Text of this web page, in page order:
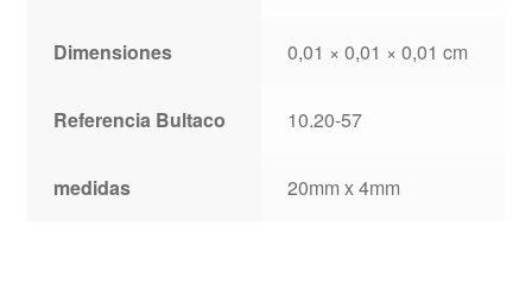
Dimensiones 0,01 × 0,01 × 0,01 cm
Referencia Bultaco 10.20-57
medidas 20mm x 4mm